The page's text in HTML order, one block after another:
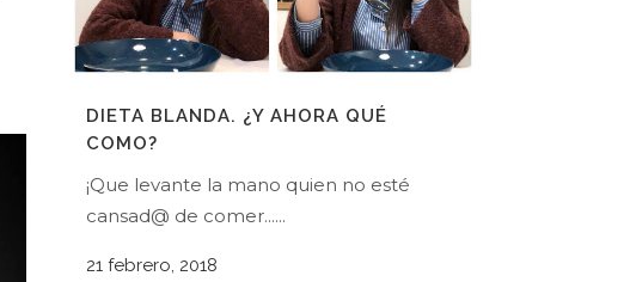
DIETA BLANDA. ¿Y AHORA QUÉ
COMO?
¡Que levante la mano quien no esté
cansad@ de comer......
21 febrero, 2018